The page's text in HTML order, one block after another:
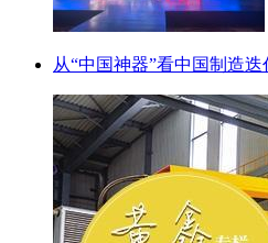
从“中国神器”看中国制造迭